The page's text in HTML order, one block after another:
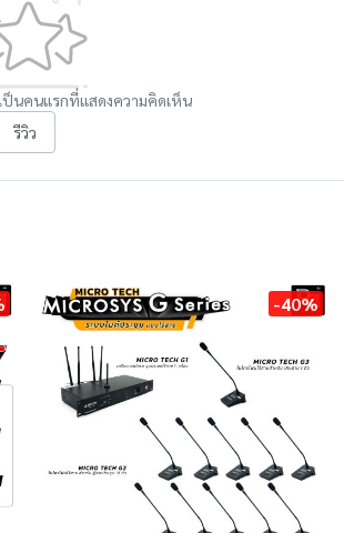
ป็นคนแรกที่แสดงความคิดเห็น
รีวิว
-40%